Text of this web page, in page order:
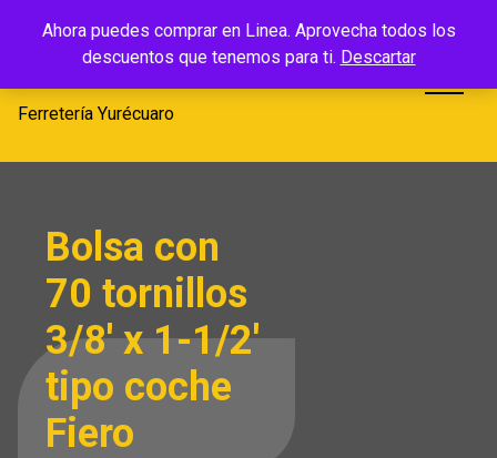
Ahora puedes comprar en Linea. Aprovecha todos los
descuentos que tenemos para ti. Descartar
Ferretería
Yurécuaro
Ferretería Yurécuaro
Bolsa con
70 tornillos
3/8′ x 1-1/2′
tipo coche
Fiero